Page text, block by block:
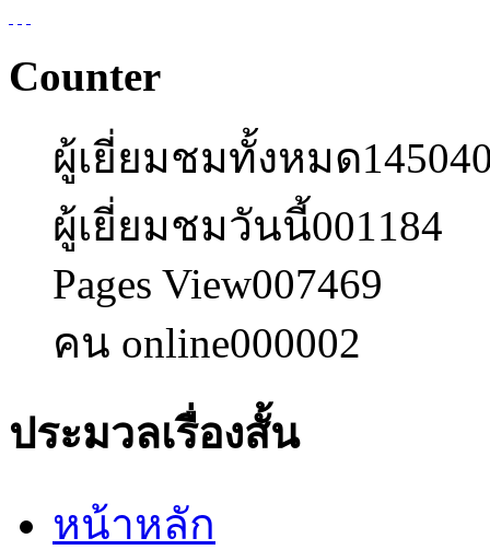
Counter
ผู้เยี่ยมชมทั้งหมด
ผู้เยี่ยมชมวันนี้001184
Pages View007469
คน online000002
ประมวลเรื่องสั้น
หน้าหลัก